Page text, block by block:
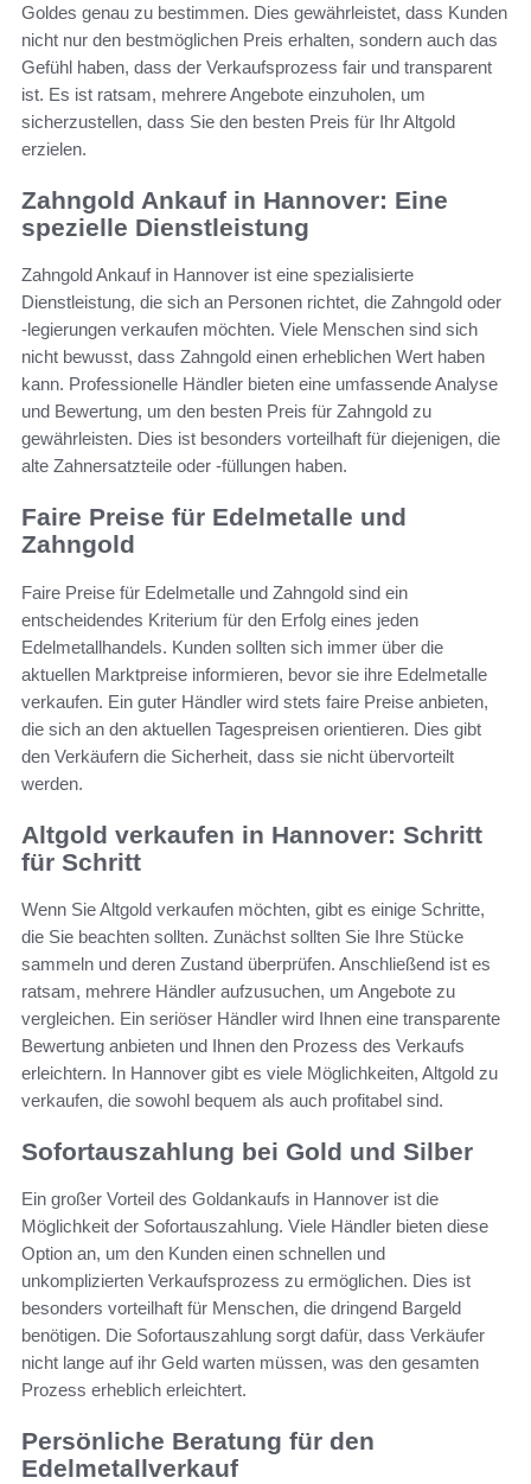
Goldes genau zu bestimmen. Dies gewährleistet, dass Kunden
nicht nur den bestmöglichen Preis erhalten, sondern auch das
Gefühl haben, dass der Verkaufsprozess fair und transparent
ist. Es ist ratsam, mehrere Angebote einzuholen, um
sicherzustellen, dass Sie den besten Preis für Ihr Altgold
erzielen.
Zahngold Ankauf in Hannover: Eine
spezielle Dienstleistung
Zahngold Ankauf in Hannover ist eine spezialisierte
Dienstleistung, die sich an Personen richtet, die Zahngold oder
-legierungen verkaufen möchten. Viele Menschen sind sich
nicht bewusst, dass Zahngold einen erheblichen Wert haben
kann. Professionelle Händler bieten eine umfassende Analyse
und Bewertung, um den besten Preis für Zahngold zu
gewährleisten. Dies ist besonders vorteilhaft für diejenigen, die
alte Zahnersatzteile oder -füllungen haben.
Faire Preise für Edelmetalle und
Zahngold
Faire Preise für Edelmetalle und Zahngold sind ein
entscheidendes Kriterium für den Erfolg eines jeden
Edelmetallhandels. Kunden sollten sich immer über die
aktuellen Marktpreise informieren, bevor sie ihre Edelmetalle
verkaufen. Ein guter Händler wird stets faire Preise anbieten,
die sich an den aktuellen Tagespreisen orientieren. Dies gibt
den Verkäufern die Sicherheit, dass sie nicht übervorteilt
werden.
Altgold verkaufen in Hannover: Schritt
für Schritt
Wenn Sie Altgold verkaufen möchten, gibt es einige Schritte,
die Sie beachten sollten. Zunächst sollten Sie Ihre Stücke
sammeln und deren Zustand überprüfen. Anschließend ist es
ratsam, mehrere Händler aufzusuchen, um Angebote zu
vergleichen. Ein seriöser Händler wird Ihnen eine transparente
Bewertung anbieten und Ihnen den Prozess des Verkaufs
erleichtern. In Hannover gibt es viele Möglichkeiten, Altgold zu
verkaufen, die sowohl bequem als auch profitabel sind.
Sofortauszahlung bei Gold und Silber
Ein großer Vorteil des Goldankaufs in Hannover ist die
Möglichkeit der Sofortauszahlung. Viele Händler bieten diese
Option an, um den Kunden einen schnellen und
unkomplizierten Verkaufsprozess zu ermöglichen. Dies ist
besonders vorteilhaft für Menschen, die dringend Bargeld
benötigen. Die Sofortauszahlung sorgt dafür, dass Verkäufer
nicht lange auf ihr Geld warten müssen, was den gesamten
Prozess erheblich erleichtert.
Persönliche Beratung für den
Edelmetallverkauf